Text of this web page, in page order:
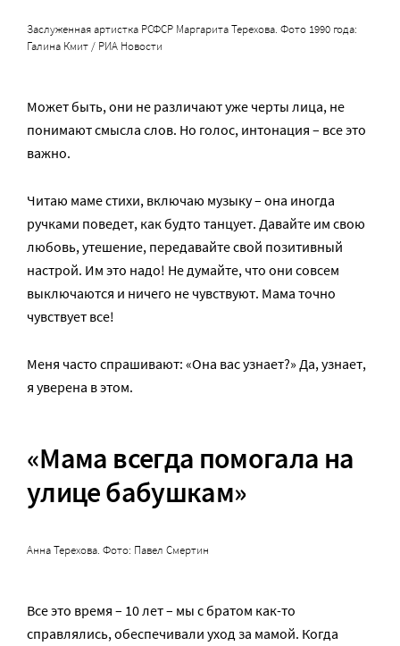
Заслуженная артистка РСФСР Маргарита Терехова. Фото 1990 года:
Галина Кмит / РИА Новости
Может быть, они не различают уже черты лица, не
понимают смысла слов. Но голос, интонация – все это
важно.
Читаю маме стихи, включаю музыку – она иногда
ручками поведет, как будто танцует. Давайте им свою
любовь, утешение, передавайте свой позитивный
настрой. Им это надо! Не думайте, что они совсем
выключаются и ничего не чувствуют. Мама точно
чувствует все!
Меня часто спрашивают: «Она вас узнает?» Да, узнает,
я уверена в этом.
«Мама всегда помогала на
улице бабушкам»
Анна Терехова. Фото: Павел Смертин
Все это время – 10 лет – мы с братом как-то
справлялись, обеспечивали уход за мамой. Когда